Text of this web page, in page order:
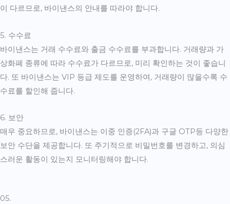
이 다르므로, 바이낸스의 안내를 따라야 합니다.
5. 수수료
바이낸스는 거래 수수료와 출금 수수료를 부과합니다. 거래량과 가
상화폐 종류에 따라 수수료가 다르므로, 미리 확인하는 것이 좋습니
다. 또 바이낸스는 VIP 등급 제도를 운영하여, 거래량이 많을수록 수
수료를 할인해 줍니다.
6. 보안
매우 중요하므로, 바이낸스는 이중 인증(2FA)과 구글 OTP등 다양한
보안 수단을 제공합니다. 또 주기적으로 비밀번호를 변경하고, 의심
스러운 활동이 있는지 모니터링해야 합니다.
05.